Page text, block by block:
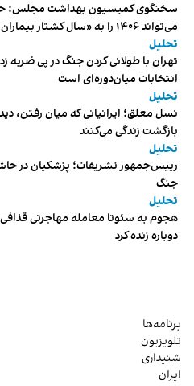
سخنگوی کمیسیون بهداشت مجلس:
می‌تواند ۱۴۰۶ را به «سال کشتار بیماران» تبدیل کند
تحلیل
تهران با طولانی کردن جنگ در پی ضربه
انتخابات میان‌دوره‌ای است
تحلیل
نسل معلق؛ ایرانیانی که میان رفتن،
بازگشت زندگی می‌کنند
تحلیل
رییس‌جمهور تشریفات؛ پزشکیان در
جنگ
تحلیل
هجوم به سئوتا معامله مهاجرتی قذافی
دوباره زنده کرد
برنامه‌ها
تلویزیون
شنیداری
ایران